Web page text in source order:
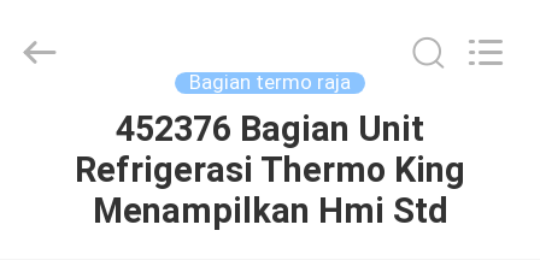
RUMAH
PRODUK
INDUSTRY
Bagian termo raja
452376 Bagian Unit
Refrigerasi Thermo King
Menampilkan Hmi Std